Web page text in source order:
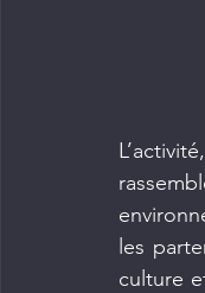
les
culture